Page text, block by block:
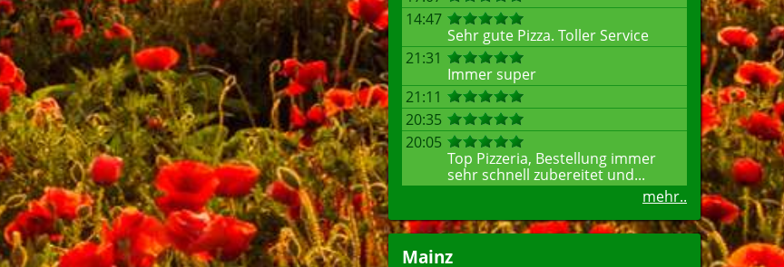
14:47
Sehr gute Pizza. Toller Service
21:31
Immer super
21:11
20:35
20:05
Top Pizzeria, Bestellung immer
sehr schnell zubereitet und...
mehr..
Mainz